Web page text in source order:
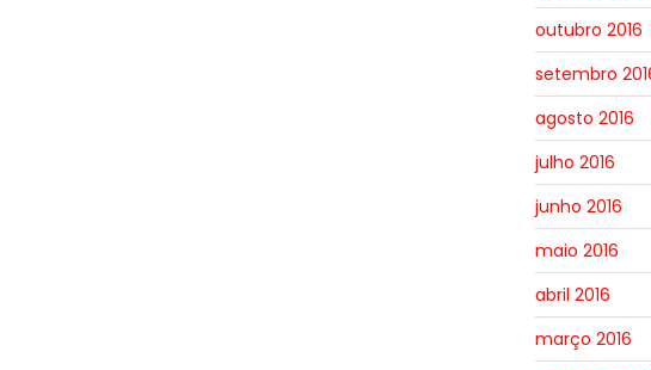
outubro 2016
setembro
agosto 2016
julho 2016
junho 2016
maio 2016
abril 2016
março 2016